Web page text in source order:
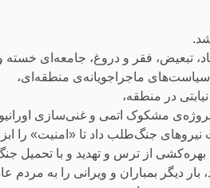
تبعیض، فقر و دروغ، جامعه‌ای
ماجراجویانه‌ی منطقه‌ای،
در منطقه،
مشکوک اتمی و غنی‌سازی
نیروهای جنگ‌طلب داد تا «امنیت» را
بهره‌کشی از ترس و تهدید و با تحمیل
بار دیگر بمباران و ویرانی را به